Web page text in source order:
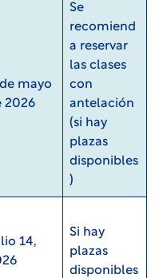
mayo
2026
Se
recomiend
a reservar
las clases
con
antelación
(si hay
plazas
disponibles
)
14,
Si hay
plazas
disponibles